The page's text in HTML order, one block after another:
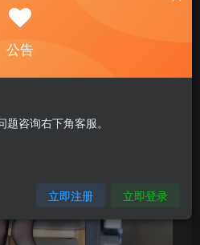
公告
咨询右下角客服。
立即注册 立即登录